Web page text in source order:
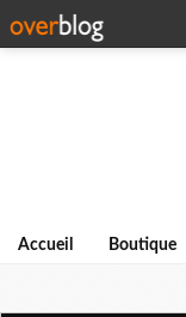
Accueil Boutique